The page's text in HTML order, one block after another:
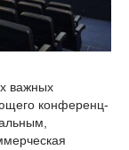
важных
конференц-